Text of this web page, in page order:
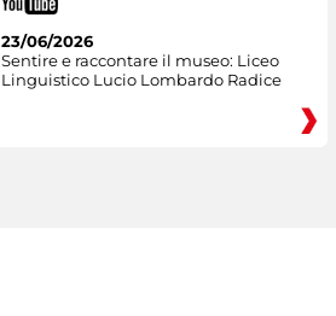
23/06/2026
Sentire e raccontare il museo: Liceo
Linguistico Lucio Lombardo Radice